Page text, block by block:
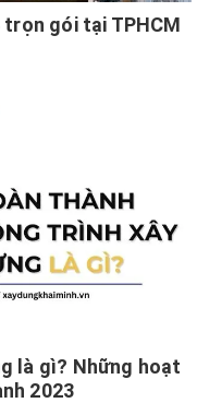
trọn gói tại TPHCM
là gì? Những hoạt
2023